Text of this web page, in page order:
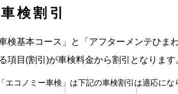
車検割引
車検基本コース」と「アフターメンテひ
項目(割引)が車検料金から割引となります。
エコノミー車検」は下記の車検割引は適応にな